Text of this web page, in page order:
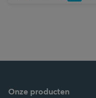
Onze producten